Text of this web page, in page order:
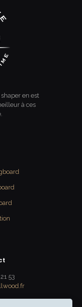
en est
à ces
53